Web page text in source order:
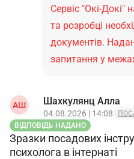
Сервіс "Окі-
та розробці
документів.
запитання у
AШ Шахкулянц Aлла
04.08.2026 | 14:08
ВІДПОВІДЬ НАДАНО
Зразки посадових
психолога в інтернаті